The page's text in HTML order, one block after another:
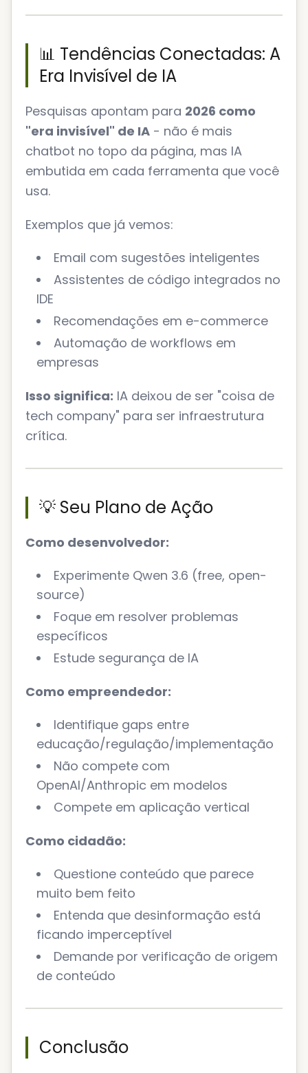
📊 Tendências Conectadas: A
Era Invisível de IA
Pesquisas apontam para 2026 como
"era invisível" de IA - não é mais
chatbot no topo da página, mas IA
embutida em cada ferramenta que você
usa.
Exemplos que já vemos:
Email com sugestões inteligentes
Assistentes de código integrados no
IDE
Recomendações em e-commerce
Automação de workflows em
empresas
Isso significa: IA deixou de ser "coisa de
tech company" para ser infraestrutura
crítica.
💡 Seu Plano de Ação
Como desenvolvedor:
Experimente Qwen 3.6 (free, open-
source)
Foque em resolver problemas
específicos
Estude segurança de IA
Como empreendedor:
Identifique gaps entre
educação/regulação/implementação
Não compete com
OpenAI/Anthropic em modelos
Compete em aplicação vertical
Como cidadão:
Questione conteúdo que parece
muito bem feito
Entenda que desinformação está
ficando imperceptível
Demande por verificação de origem
de conteúdo
Conclusão